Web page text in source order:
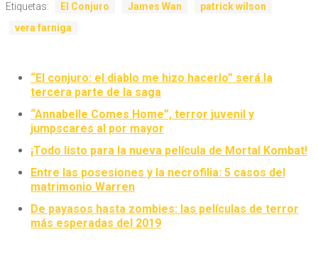
Etiquetas: El Conjuro James Wan
patrick wilson
vera farniga
“El conjuro: el diablo me hizo hacerlo” será la
tercera parte de la saga
“Annabelle Comes Home”, terror juvenil y
jumpscares al por mayor
¡Todo listo para la nueva película de Mortal Kombat!
Entre las posesiones y la necrofilia: 5 casos del
matrimonio Warren
De payasos hasta zombies: las películas de terror
más esperadas del 2019